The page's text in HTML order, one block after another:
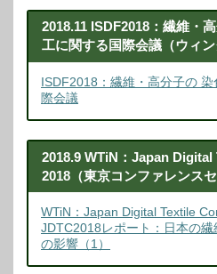
2018.11 ISDF2018：繊維・
工に関する国際会議（ウィン
ISDF2018：繊維・高分子の
際会議
2018.9 WTiN：Japan
2018（東京コンファレンスセ
WTiN：Japan Digital Textile
JDTC2018レポート：日本の
の影響（1）